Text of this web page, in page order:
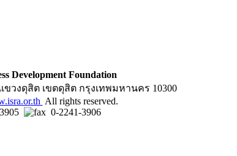
Development Foundation
วงดุสิต เขตดุสิต กรุงเทพมหานคร 10300
All rights reserved.
0-2241-3906